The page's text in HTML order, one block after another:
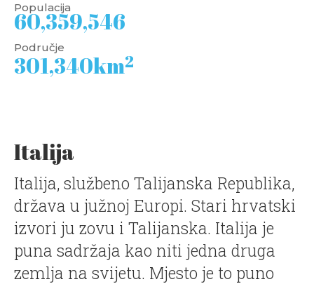
Populacija
60,359,546
Područje
301,340km2
Italija
Italija, službeno Talijanska Republika,
država u južnoj Europi. Stari hrvatski
izvori ju zovu i Talijanska. Italija je
puna sadržaja kao niti jedna druga
zemlja na svijetu. Mjesto je to puno